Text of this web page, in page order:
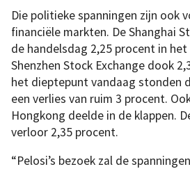
Die politieke spanningen zijn ook
financiële markten. De Shanghai
de handelsdag 2,25 procent in
Shenzhen Stock Exchange dook
het dieptepunt vandaag stonden
een verlies van ruim 3 procent.
Hongkong deelde in de klappen.
verloor 2,35 procent.
“Pelosi’s bezoek zal de